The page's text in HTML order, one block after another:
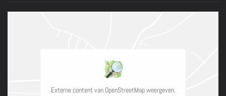
Externe content van OpenStreetMap weergeven.